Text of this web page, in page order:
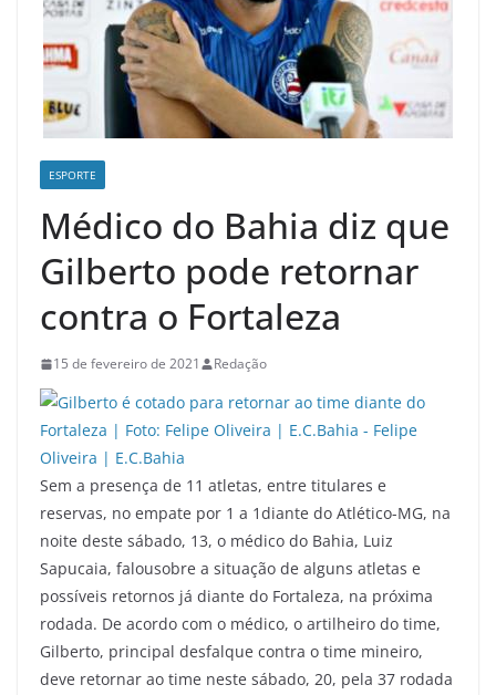
ESPORTE
Médico do Bahia diz que
Gilberto pode retornar
contra o Fortaleza
15 de fevereiro de 2021 Redação
Sem a presença de 11 atletas, entre titulares e
reservas, no empate por 1 a 1diante do Atlético-MG, na
noite deste sábado, 13, o médico do Bahia, Luiz
Sapucaia, falousobre a situação de alguns atletas e
possíveis retornos já diante do Fortaleza, na próxima
rodada. De acordo com o médico, o artilheiro do time,
Gilberto, principal desfalque contra o time mineiro,
deve retornar ao time neste sábado, 20, pela 37 rodada